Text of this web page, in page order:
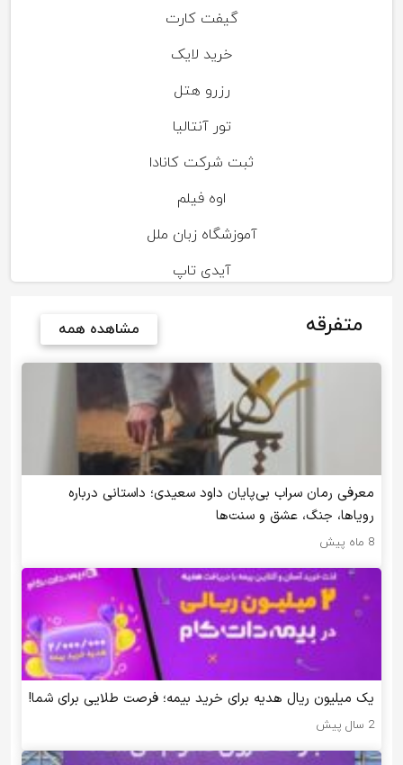
گیفت کارت
خرید لایک
رزرو هتل
تور آنتالیا
ثبت شرکت کانادا
اوه فیلم
آموزشگاه زبان ملل
آیدی تاپ
متفرقه مشاهده همه
معرفی رمان سراب بی‌پایان داود سعیدی؛ داستانی درباره
رویاها، جنگ، عشق و سنت‌ها
8 ماه پیش
یک میلیون ریال هدیه برای خرید بیمه؛ فرصت طلایی برای شما!
2 سال پیش